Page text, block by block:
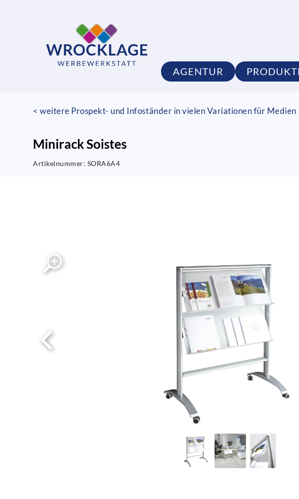
AGENTUR
< weitere Prospekt- und Infoständer in vielen Variationen für Medien
Minirack Soistes
Artikelnummer: SORA6A4